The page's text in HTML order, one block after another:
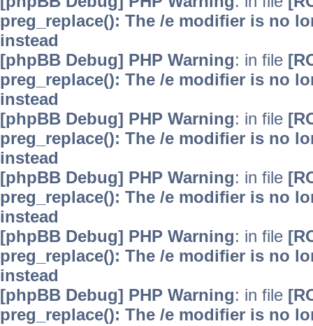
preg_replace(): The /e modifier is no
instead
[phpBB Debug] PHP Warning: in file
preg_replace(): The /e modifier is no
instead
[phpBB Debug] PHP Warning: in file
preg_replace(): The /e modifier is no
instead
[phpBB Debug] PHP Warning: in file
preg_replace(): The /e modifier is no
instead
[phpBB Debug] PHP Warning: in file
preg_replace(): The /e modifier is no
instead
[phpBB Debug] PHP Warning: in file
preg_replace(): The /e modifier is no